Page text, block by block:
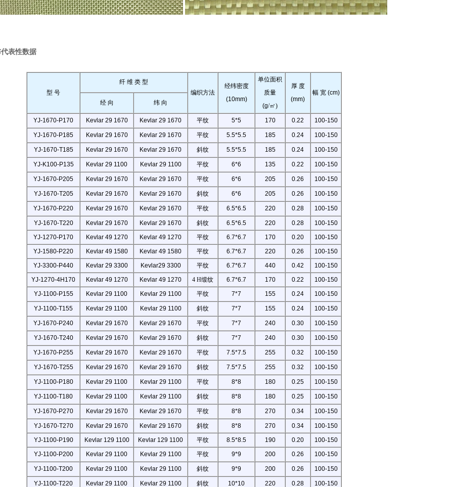
表性数据
型 号
纤 维 类 型
编织方法
经纬密度
(10mm)
单位面积
质量
(g/㎡)
厚 度
(mm)
幅 宽 (cm)
经 向 纬 向
YJ-1670-P170 Kevlar 29 1670 Kevlar 29 1670 平纹 5*5 170 0.22 100-150
YJ-1670-P185 Kevlar 29 1670 Kevlar 29 1670 平纹 5.5*5.5 185 0.24 100-150
YJ-1670-T185 Kevlar 29 1670 Kevlar 29 1670 斜纹 5.5*5.5 185 0.24 100-150
YJ-K100-P135 Kevlar 29 1100 Kevlar 29 1100 平纹 6*6 135 0.22 100-150
YJ-1670-P205 Kevlar 29 1670 Kevlar 29 1670 平纹 6*6 205 0.26 100-150
YJ-1670-T205 Kevlar 29 1670 Kevlar 29 1670 斜纹 6*6 205 0.26 100-150
YJ-1670-P220 Kevlar 29 1670 Kevlar 29 1670 平纹 6.5*6.5 220 0.28 100-150
YJ-1670-T220 Kevlar 29 1670 Kevlar 29 1670 斜纹 6.5*6.5 220 0.28
100-150
YJ-1270-P170
Kevlar 49 1270 Kevlar 49 1270 平纹 6.7*6.7 170 0.20
100-150
YJ-1580-P220
Kevlar 49 1580 Kevlar 49 1580 平纹 6.7*6.7 220 0.26
100-150
YJ-3300-P440
Kevlar 29 3300 Kevlar29 3300 平纹 6.7*6.7 440 0.42
100-150
YJ-1270-4H170
Kevlar 49 1270 Kevlar 49 1270 4 H缎纹 6.7*6.7 170 0.22 100-150
YJ-1100-P155 Kevlar 29 1100 Kevlar 29 1100 平纹 7*7 155 0.24 100-150
YJ-1100-T155 Kevlar 29 1100 Kevlar 29 1100 斜纹 7*7 155 0.24 100-150
YJ-1670-P240 Kevlar 29 1670 Kevlar 29 1670 平纹 7*7 240 0.30 100-150
YJ-1670-T240 Kevlar 29 1670 Kevlar 29 1670 斜纹 7*7 240 0.30 100-150
YJ-1670-P255 Kevlar 29 1670 Kevlar 29 1670 平纹 7.5*7.5 255 0.32 100-150
YJ-1670-T255 Kevlar 29 1670 Kevlar 29 1670 斜纹 7.5*7.5 255 0.32 100-150
YJ-1100-P180 Kevlar 29 1100 Kevlar 29 1100 平纹 8*8 180 0.25 100-150
YJ-1100-T180 Kevlar 29 1100 Kevlar 29 1100 斜纹 8*8 180 0.25 100-150
YJ-1670-P270 Kevlar 29 1670 Kevlar 29 1670 平纹 8*8 270 0.34 100-150
YJ-1670-T270 Kevlar 29 1670 Kevlar 29 1670 斜纹 8*8 270 0.34
100-150
YJ-1100-P190
Kevlar 129 1100 Kevlar 129 1100 平纹 8.5*8.5 190 0.20 100-150
YJ-1100-P200 Kevlar 29 1100 Kevlar 29 1100 平纹 9*9 200 0.26 100-150
YJ-1100-T200 Kevlar 29 1100 Kevlar 29 1100 斜纹 9*9 200 0.26 100-150
YJ-1100-T220 Kevlar 29 1100 Kevlar 29 1100 斜纹 10*10 220 0.28 100-150